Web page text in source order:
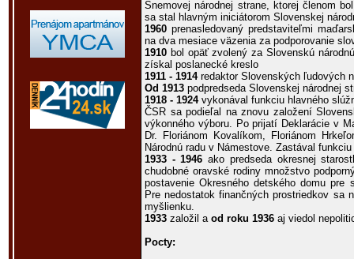
Snemovej národnej strane, ktorej členom
sa stal hlavným iniciátorom Slovenskej
1960 prenasledovaný predstaviteľmi
na dva mesiace väzenia za podporovanie
1910 bol opäť zvolený za Slovenskú
získal poslanecké kreslo
1911 - 1914redaktor Slovenských ľudových
Od 1913 podpredseda Slovenskej národnej
1918 - 1924vykonával funkciu hlavného
ČSR sa podieľal na znovu založení
výkonného výboru. Po prijatí Deklarácie v
Dr. Floriánom Kovalíkom, Floriánom
Národnú radu v Námestove. Zastával
1933 - 1946 ako predseda okresnej
chudobné oravské rodiny množstvo
postavenie Okresného detského domu pre
Pre nedostatok finančných prostriedkov sa
myšlienku.
1933 založil a od roku 1936 aj viedol
Pocty: